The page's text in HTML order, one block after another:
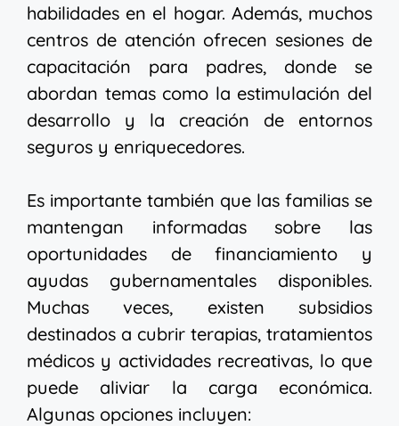
habilidades en el hogar. Además, muchos
centros de atención ofrecen sesiones de
capacitación para padres, donde se
abordan temas como la estimulación del
desarrollo y la creación de entornos
seguros y enriquecedores.
Es importante también que las familias se
mantengan informadas sobre las
oportunidades de financiamiento y
ayudas gubernamentales disponibles.
Muchas veces, existen subsidios
destinados a cubrir terapias, tratamientos
médicos y actividades recreativas, lo que
puede aliviar la carga económica.
Algunas opciones incluyen: